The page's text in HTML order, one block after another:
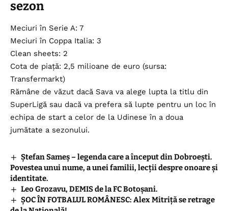
sezon
Meciuri în Serie A: 7
Meciuri în Coppa Italia: 3
Clean sheets: 2
Cota de piață: 2,5 milioane de euro (sursa:
Transfermarkt)
Rămâne de văzut dacă Sava va alege lupta la titlu din
SuperLigă sau dacă va prefera să lupte pentru un loc în
echipa de start a celor de la Udinese în a doua
jumătate a sezonului.
Ștefan Sameș – legenda care a început din Dobroești.
Povestea unui nume, a unei familii, lecții despre onoare și
identitate.
Leo Grozavu, DEMIS de la FC Botoșani.
ȘOC ÎN FOTBALUL ROMÂNESC: Alex Mitriță se retrage